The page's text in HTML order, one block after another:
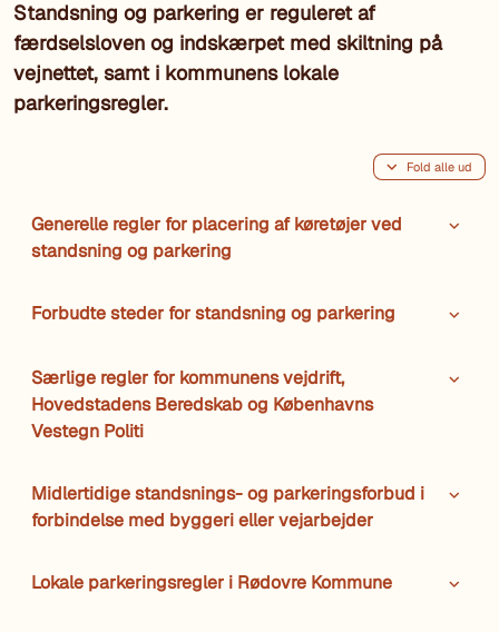
Standsning og parkering er reguleret af
færdselsloven og indskærpet med skiltning på
vejnettet, samt i kommunens lokale
parkeringsregler.
Fold alle ud
Generelle regler for placering af køretøjer ved
standsning og parkering
Forbudte steder for standsning og parkering
Særlige regler for kommunens vejdrift,
Hovedstadens Beredskab og Københavns
Vestegn Politi
Midlertidige standsnings- og parkeringsforbud i
forbindelse med byggeri eller vejarbejder
Lokale parkeringsregler i Rødovre Kommune